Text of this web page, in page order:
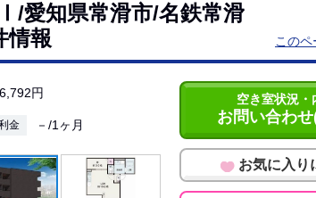
愛知県常滑市/名鉄常滑
情報
この
円
金 －/1ヶ月
空き室状況・
お問い合わ
お気に入り